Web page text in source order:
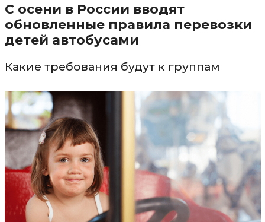
С осени в России вводят
обновленные правила перевозки
детей автобусами
Какие требования будут к группам